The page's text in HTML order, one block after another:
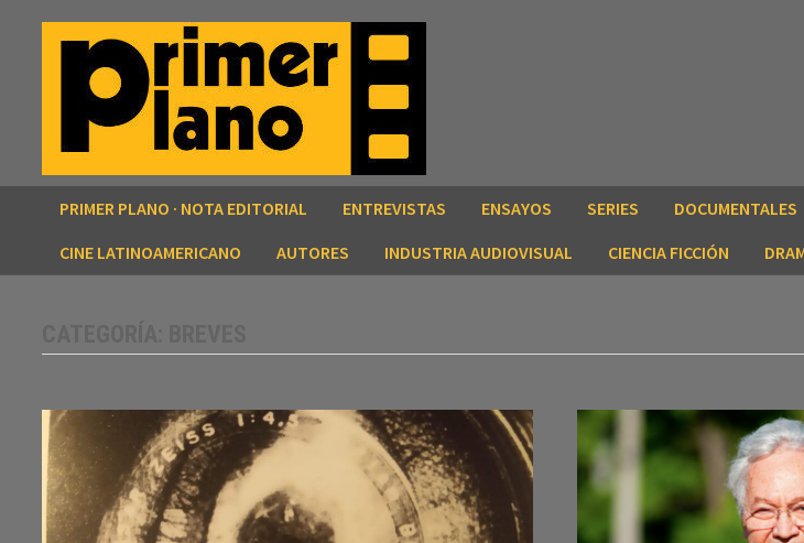
PRIMER PLANO · NOTA EDITORIAL ENTREVISTAS ENSAYOS SERIES DOCUMENTALES
CINE LATINOAMERICANO
AUTORES INDUSTRIA AUDIOVISUAL CIENCIA FICCIÓN